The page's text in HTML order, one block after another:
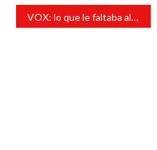
VOX: lo que le faltaba al PAN